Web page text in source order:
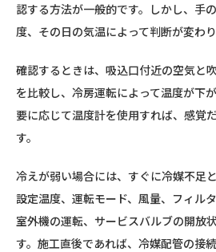
認する方法が一般的です。しかし、手
度、その日の気温によって判断が変わり
確認するときは、吸込口付近の空気と
を比較し、冷房運転によって温度が下
要に応じて温度計を使用すれば、感覚
す。
冷えが弱い場合には、すぐに冷媒不足
設定温度、運転モード、風量、フィル
室外機の運転、サービスバルブの開放
す。施工直後であれば、冷媒配管の接